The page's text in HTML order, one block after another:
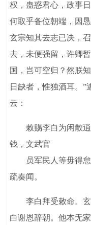
权，蛊惑君心，政事
何取乎备位朝端，因
玄宗知其去志已决，
去，未便强留，许卿
国，岂可空归？然朕
日缺者，惟独酒耳。”
云：
敕赐李白为闲散逍
钱，文武官
员军民人等毋得怠
疏奏闻。
李白拜受敕命。玄
白谢恩辞朝。他本无